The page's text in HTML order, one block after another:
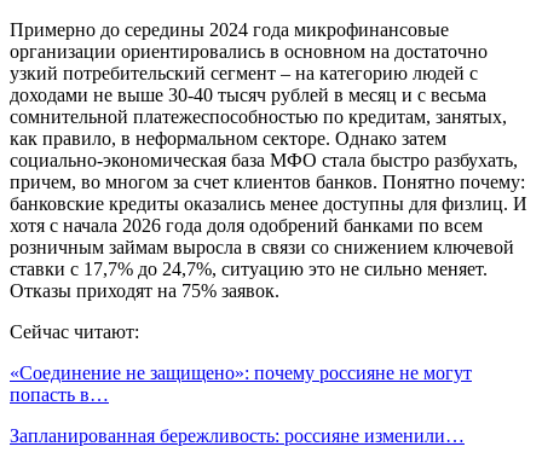
Примерно до середины 2024 года микрофинансовые
организации ориентировались в основном на достаточно
узкий потребительский сегмент – на категорию людей с
доходами не выше 30-40 тысяч рублей в месяц и с весьма
сомнительной платежеспособностью по кредитам, занятых,
как правило, в неформальном секторе. Однако затем
социально-экономическая база МФО стала быстро разбухать,
причем, во многом за счет клиентов банков. Понятно почему:
банковские кредиты оказались менее доступны для физлиц. И
хотя с начала 2026 года доля одобрений банками по всем
розничным займам выросла в связи со снижением ключевой
ставки с 17,7% до 24,7%, ситуацию это не сильно меняет.
Отказы приходят на 75% заявок.
Сейчас читают:
«Соединение не защищено»: почему россияне не могут
попасть в…
Запланированная бережливость: россияне изменили…